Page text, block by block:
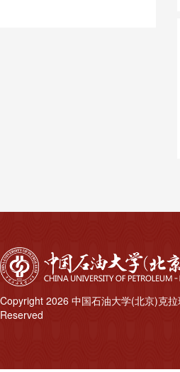
Copyright 2026 中国石油大学(北京)克
Reserved